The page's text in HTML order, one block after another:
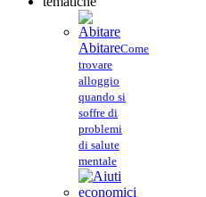
AbitareCome
trovare
alloggio
quando si
soffre di
problemi
di salute
mentale